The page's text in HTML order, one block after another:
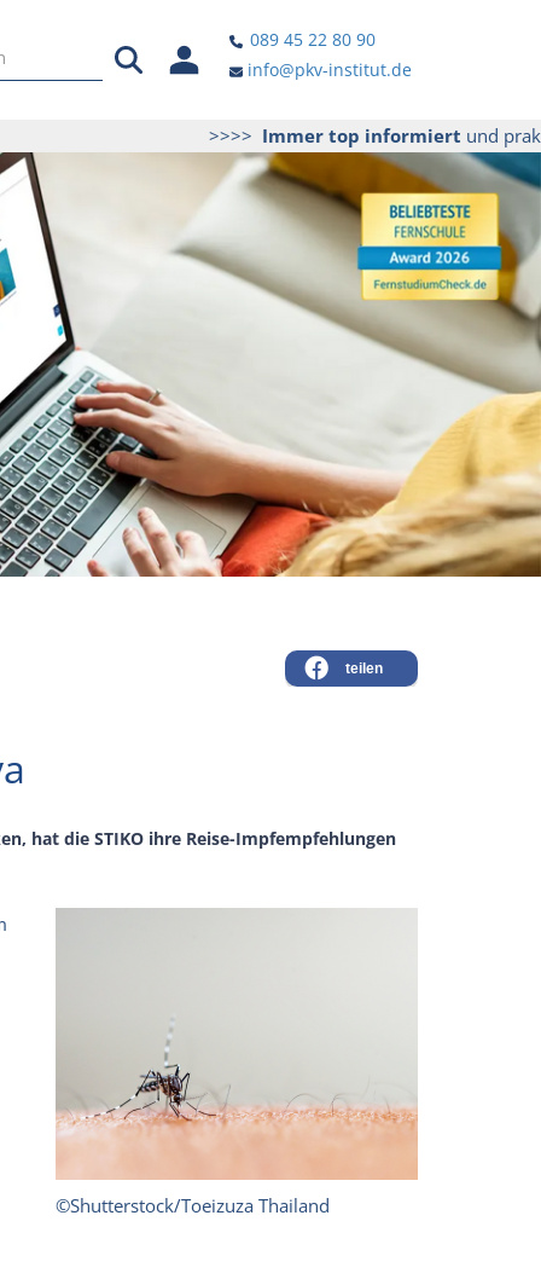
089 45 22 80 90
info@pkv-institut.de
Immer top informiertund praktische
teilen
hat die STIKO ihre Reise-Impfempfehlungen
©Shutterstock/Toeizuza Thailand